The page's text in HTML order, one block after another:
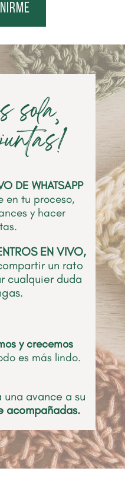
DE WHATSAPP
en tu proceso,
y hacer
EN VIVO,
un rato
cualquier duda
y crecemos
es más lindo.
avance a su
acompañadas.